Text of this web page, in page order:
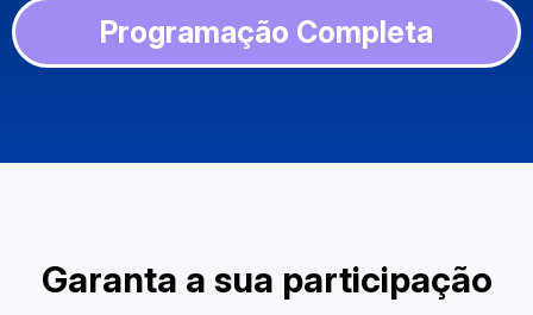
Programação Completa
Garanta a sua participação